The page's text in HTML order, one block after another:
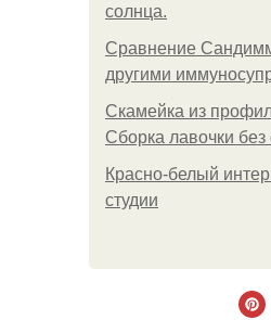
солнца.
Сравнение
другими
Скамейка из
Сборка лавочки без
Красно-белый
студии